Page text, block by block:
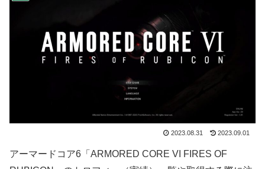
2023.08.31 2023.09.01
アーマードコア6「ARMORED CORE VI FIRES OF